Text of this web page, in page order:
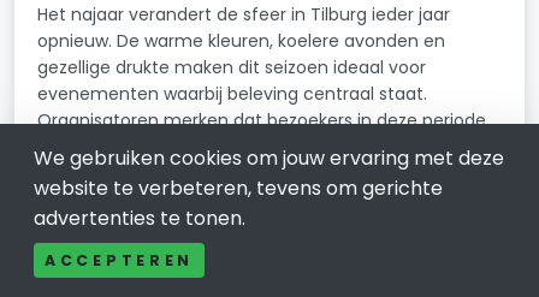
Het najaar verandert de sfeer in Tilburg ieder jaar
opnieuw. De warme kleuren, koelere avonden en
gezellige drukte maken dit seizoen ideaal voor
evenementen waarbij beleving centraal staat.
Organisatoren merken dat bezoekers in deze periode
graag opw
LEES VERDER
We gebruiken cookies om jouw ervaring met deze
website te verbeteren, tevens om gerichte
advertenties te tonen.
ACCEPTEREN